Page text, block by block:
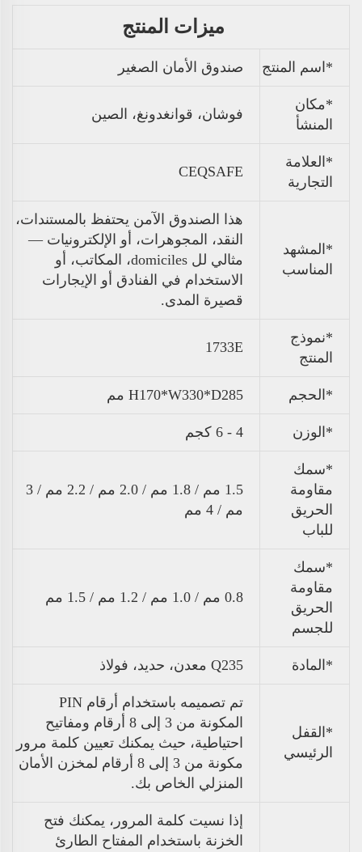
ميزات المنتج
*اسم المنتج صندوق الأمان الصغير
*مكان
المنشأ
فوشان، قوانغدونغ، الصين
*العلامة
التجارية
CEQSAFE
*المشهد
المناسب
هذا الصندوق الآمن يحتفظ بالمستندات،
النقد، المجوهرات، أو الإلكترونيات —
مثالي لل domiciles، المكاتب، أو
الاستخدام في الفنادق أو الإيجارات
قصيرة المدى.
*نموذج
المنتج
1733E
*الحجم H170*W330*D285 مم
*الوزن 4 - 6 كجم
*سمك
مقاومة
الحريق
للباب
1.5 مم / 1.8 مم / 2.0 مم / 2.2 مم / 3
مم / 4 مم
*سمك
مقاومة
الحريق
للجسم
0.8 مم / 1.0 مم / 1.2 مم / 1.5 مم
*المادة Q235 معدن، حديد، فولاذ
*القفل
الرئيسي
تم تصميمه باستخدام أرقام PIN
المكونة من 3 إلى 8 أرقام ومفاتيح
احتياطية، حيث يمكنك تعيين كلمة مرور
مكونة من 3 إلى 8 أرقام لمخزن الأمان
المنزلي الخاص بك.
إذا نسيت كلمة المرور، يمكنك فتح
الخزنة باستخدام المفتاح الطارئ